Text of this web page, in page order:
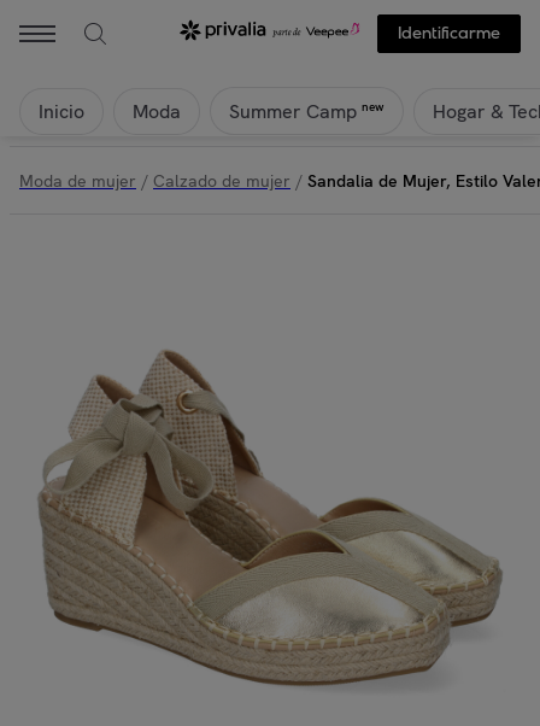
Identificarme
Inicio Moda Summer Camp new Hogar &
Moda de mujer / Calzado de mujer / Sandalia de Mujer, Estilo